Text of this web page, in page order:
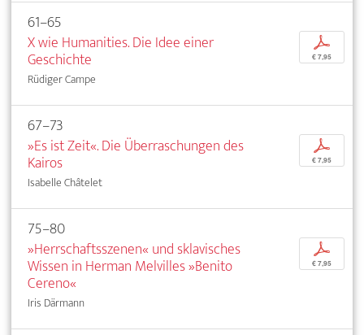
61–65
X wie Humanities. Die Idee einer
Geschichte
Rüdiger Campe
p
€ 7,95
67–73
»Es ist Zeit«. Die Überraschungen des
Kairos
Isabelle Châtelet
p
€ 7,95
75–80
»Herrschaftsszenen« und sklavisches
Wissen in Herman Melvilles »Benito
Cereno«
Iris Därmann
p
€ 7,95